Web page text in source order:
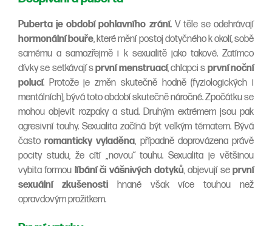
Puberta je období pohlavního zrání.V těle se odehrávají
hormonální bouře, které mění postoj dotyčného k okolí, sobě
samému a samozřejmě i k sexualitě jako takové. Zatímco
dívky se setkávají sprvní menstruací, chlapci s první noční
polucí. Protože je změn skutečně hodně (fyziologických i
mentálních), bývá toto období skutečně náročné. Zpočátku se
mohou objevit rozpaky a stud. Druhým extrémem jsou pak
agresivní touhy. Sexualita začíná být velkým tématem. Bývá
častoromanticky vyladěna, případně doprovázena právě
pocity studu, že cítí „novou“ touhu. Sexualita je většinou
vybita formou líbání či vášnivých dotyků, objevují se první
sexuální zkušenosti hnané však více touhou než
opravdovým prožitkem.